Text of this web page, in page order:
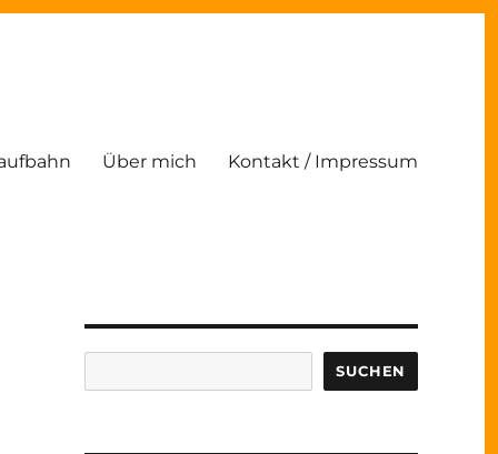
Über mich Kontakt / Impressum
SUCHEN